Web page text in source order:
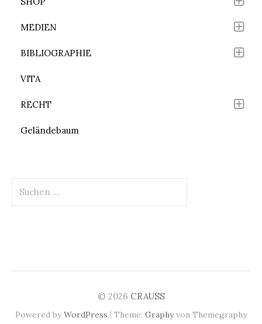
MEDIEN
BIBLIOGRAPHIE
VITA
RECHT
Geländebaum
nach:
© 2026 CRAUSS
Powered byWordPress | Theme: Graphyvon Themegraphy